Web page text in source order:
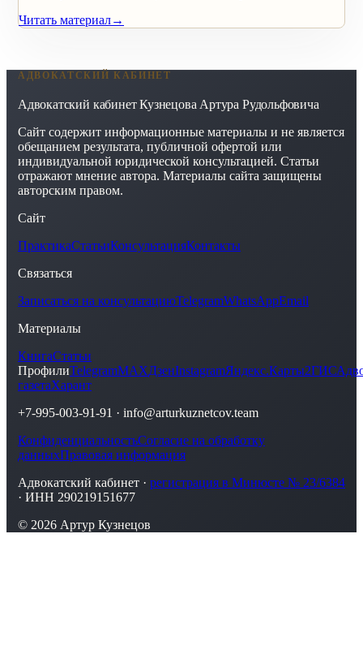
Читать материал→
АДВОКАТСКИЙ КАБИНЕТ
Адвокатский кабинет Кузнецова Артура Рудольфовича
Сайт содержит информационные материалы и не является
обещанием результата, публичной офертой или
индивидуальной юридической консультацией. Статьи
отражают мнение автора. Материалы сайта защищены
авторским правом.
Сайт
ПрактикаСтатьиКонсультацияКонтакты
Связаться
Записаться на консультациюTelegramWhatsAppEmail
Материалы
КнигаСтатьи
ПрофилиTelegramMAXДзенInstagramЯндекс.Карты2ГИС
газетаХарант
+7-995-003-91-91 · info@arturkuznetcov.team
КонфиденциальностьСогласие на обработку
данныхПравовая информация
Адвокатский кабинет · регистрация в Минюсте № 23/6384
· ИНН 290219151677
© 2026 Артур Кузнецов